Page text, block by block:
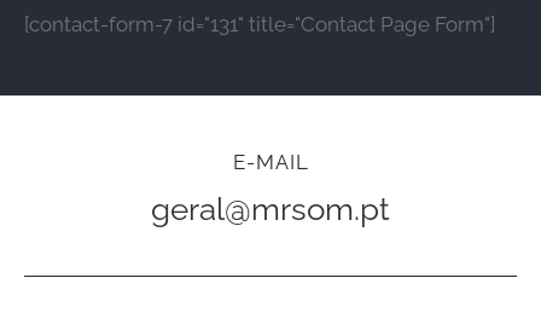
[contact-form-7 id="131" title="Contact Page Form"]
E-MAIL
geral@mrsom.pt